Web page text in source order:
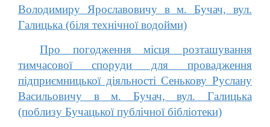
Володимиру Ярославовичу в м. Бучач, вул.
Галицька (біля технічної водойми)
Про погодження місця розташування
тимчасової споруди для провадження
підприємницької діяльності Сенькову Руслану
Васильовичу в м. Бучач, вул. Галицька
(поблизу Бучацької публічної бібліотеки)